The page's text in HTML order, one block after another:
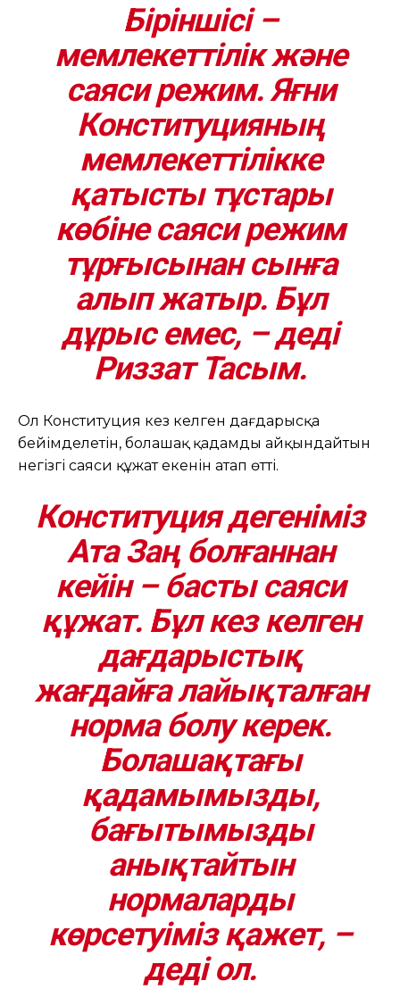
Біріншісі –
мемлекеттілік және
саяси режим. Яғни
Конституцияның
мемлекеттілікке
қатысты тұстары
көбіне саяси режим
тұрғысынан сынға
алып жатыр. Бұл
дұрыс емес, – деді
Риззат Тасым.
Ол Конституция кез келген дағдарысқа
бейімделетін, болашақ қадамды айқындайтын
негізгі саяси құжат екенін атап өтті.
Конституция дегеніміз
Ата Заң болғаннан
кейін – басты саяси
құжат. Бұл кез келген
дағдарыстық
жағдайға лайықталған
норма болу керек.
Болашақтағы
қадамымызды,
бағытымызды
анықтайтын
нормаларды
көрсетуіміз қажет, –
деді ол.